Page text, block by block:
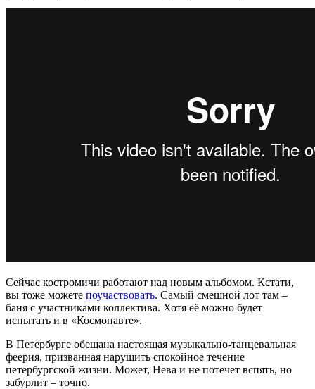
Сейчас костромичи работают над новым альбомом. Кстати,
вы тоже можете поучаствовать. Самый смешной лот там –
баня с участниками коллектива. Хотя её можно будет
испытать и в «Космонавте».
В Петербурге обещана настоящая музыкально-танцевальная
феерия, призванная нарушить спокойное течение
петербургской жизни. Может, Нева и не потечет вспять, но
забурлит – точно.